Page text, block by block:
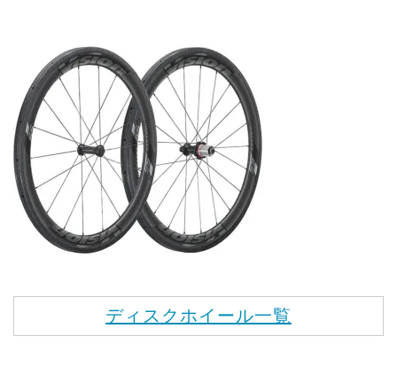
ディスクホイール一覧